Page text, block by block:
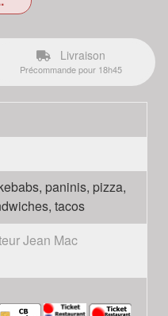
Livraison
Précommande pour 18h45
paninis, pizza,
tacos
Jean Mac